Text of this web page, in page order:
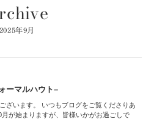
2025年9月
ーマルハウト–
ざいます。 いつもブログをご覧くださりあ
が始まりますが、皆様いかがお過ごしで